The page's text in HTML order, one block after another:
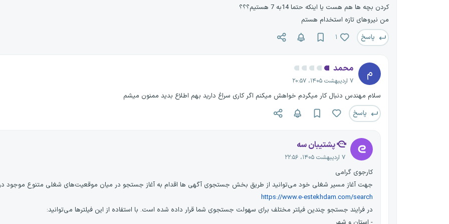
کردن بچه ها هم هست یا اینکه حتما 14به 7 هستیم؟؟؟
من نیروهای تازه استخدام هستم
پاسخ
۱
م محمد
۷ اردیبهشت ۱۴۰۵، ۲۰:۵۷
سلام مهندس دنبال کار میگردم خواهش میکنم اگر کاری سراغ دارید بهم اطلاع بدید ممنون میشم
پاسخ
پشتیبان سه
۷ اردیبهشت ۱۴۰۵، ۲۲:۵۶
کارجوی گرامی
جهت آغاز مسیر شغلی خود می‌توانید از طریق بخش جستجوی آگهی ها اقدام به آغاز جستجو در میان موقعیت‌های شغلی متنوع موجود
https://www.e-estekhdam.com/search
در فرایند جستجو چندین فیلتر مختلف برای سهولت جستجوی شما قرار داده شده است. با استفاده از این فیلترها می‌توانید: